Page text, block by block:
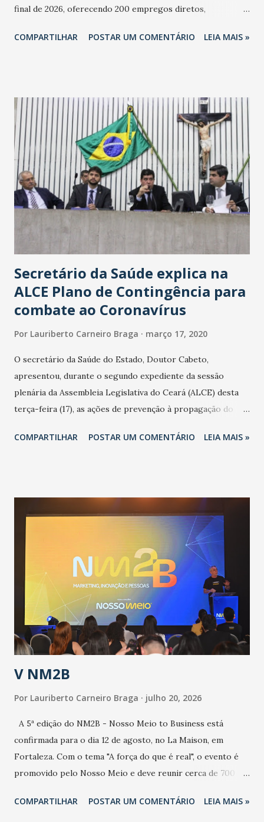
final de 2026, oferecendo 200 empregos diretos,
Havan Fortaleza ainda não foi anunciada oficialmente, mas
COMPARTILHAR POSTAR UM COMENTÁRIO LEIA MAIS »
Secretário da Saúde explica na
ALCE Plano de Contingência para
combate ao Coronavírus
Por Lauriberto Carneiro Braga março 17, 2020
O secretário da Saúde do Estado, Doutor Cabeto,
apresentou, durante o segundo expediente da sessão
plenária da Assembleia Legislativa do Ceará (ALCE) desta
terça-feira (17), as ações de prevenção à propagação do
adotadas pelo Governo do Estado na contenção da
população suspeita e de cuidados com os ambientes
públicos e domiciliares. “Nós não estamos vivendo uma
epidemia comum, como temos em todos os anos, com
aumento de casos de dengue, influenza ou H1N1. Trata-se
de uma epidemia com um vírus diferente, com um poder de
contaminação maior que outros coronavírus”, apontou o
secretário. Segundo ele, é uma epidemia com chance de
contaminação alta, podendo gerar um grande risco à
população e ao sistema de saúde. “Precisamos saber fazer a
estratificação do risco da doença, para não so...
COMPARTILHAR POSTAR UM COMENTÁRIO LEIA MAIS »
V NM2B
Por Lauriberto Carneiro Braga julho 20, 2026
A 5ª edição do NM2B - Nosso Meio to Business está
confirmada para o dia 12 de agosto, no La Maison, em
Fortaleza. Com o tema "A força do que é real", o evento é
promovido pelo Nosso Meio e deve reunir cerca de 700
e lideranças do Mercado Nacional. Desde 2022, o NM2B
COMPARTILHAR POSTAR UM COMENTÁRIO LEIA MAIS »